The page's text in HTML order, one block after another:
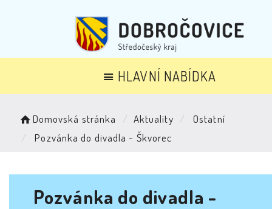
HLAVNÍ NABÍDKA
Domovská stránka Aktuality
Ostatní
Pozvánka do divadla - Škvorec
Pozvánka do divadla -